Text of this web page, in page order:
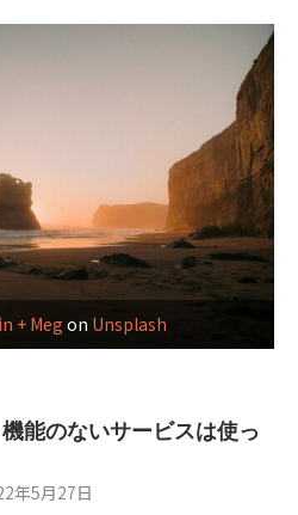
+ Megon Unsplash
能のないサービスは使っ
年5月27日